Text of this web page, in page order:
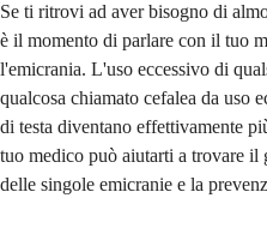
Se ti ritrovi ad aver bisogno di
è il momento di parlare con il tuo
l'emicrania. L'uso eccessivo di
qualcosa chiamato cefalea da uso
di testa diventano effettivamente
tuo medico può aiutarti a trovare
delle singole emicranie e la